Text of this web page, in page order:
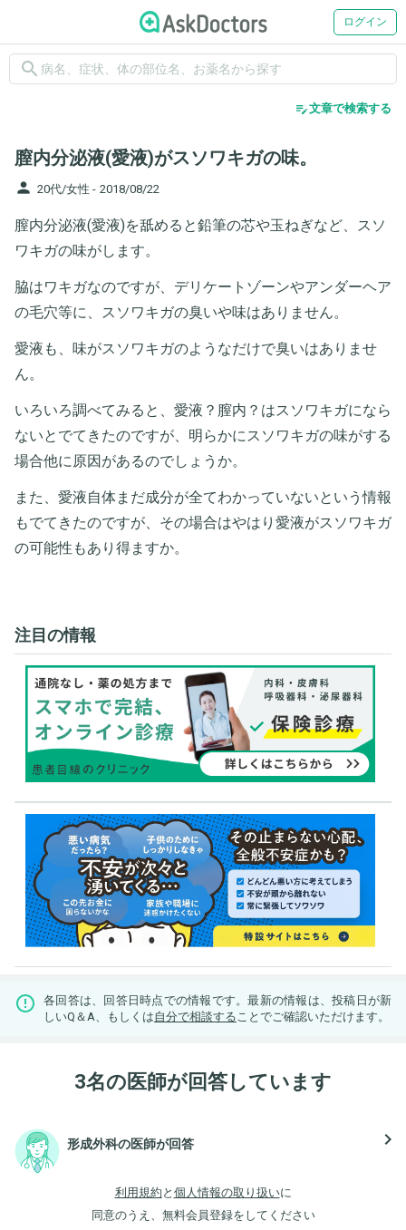
ログイン
search
edit_note文章で検索する
膣内分泌液(愛液)がスソワキガの味。
person 20代/女性 - 2018/08/22
膣内分泌液(愛液)を舐めると鉛筆の芯や玉ねぎなど、スソ
ワキガの味がします。
脇はワキガなのですが、デリケートゾーンやアンダーヘア
の毛穴等に、スソワキガの臭いや味はありません。
愛液も、味がスソワキガのようなだけで臭いはありませ
ん。
いろいろ調べてみると、愛液？膣内？はスソワキガになら
ないとでてきたのですが、明らかにスソワキガの味がする
場合他に原因があるのでしょうか。
また、愛液自体まだ成分が全てわかっていないという情報
もでてきたのですが、その場合はやはり愛液がスソワキガ
の可能性もあり得ますか。
注目の情報
各回答は、回答日時点での情報です。最新の情報は、投稿日が新
しいQ＆A、もしくは自分で相談する ことでご確認いただけます。
3名の医師が回答しています
形成外科の医師が回答 navigate_next
利用規約 と 個人情報の取り扱いに
同意のうえ、無料会員登録をしてください